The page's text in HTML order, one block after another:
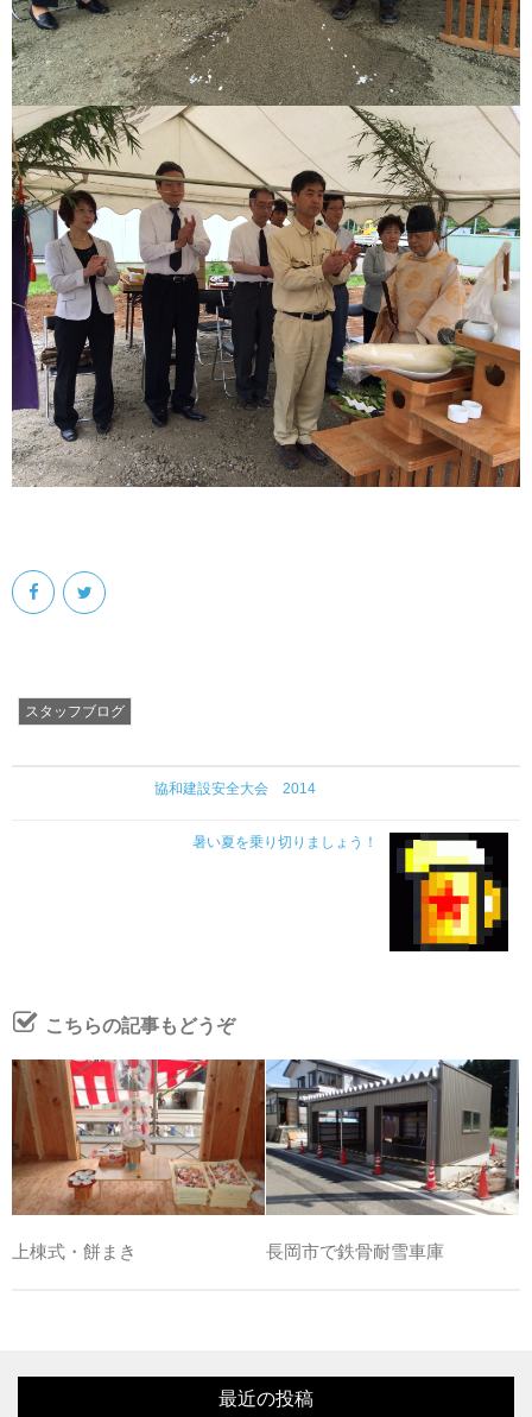
スタッフブログ
協和建設安全大会 2014
暑い夏を乗り切りましょう！
こちらの記事もどうぞ
上棟式・餅まき 長岡市で鉄骨耐雪車庫
最近の投稿